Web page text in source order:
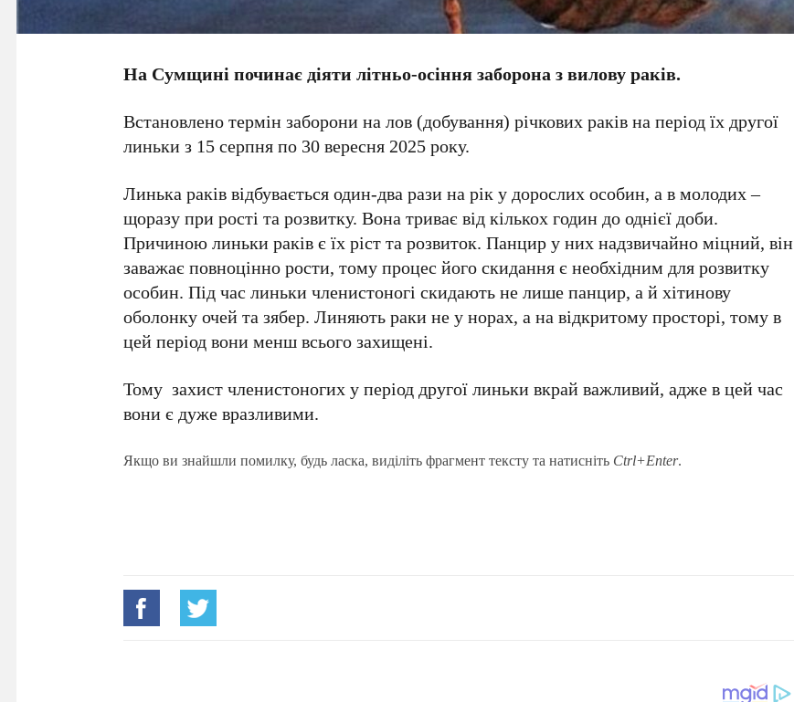
На Сумщині починає діяти літньо-осіння заборона з вилову раків.
Встановлено термін заборони на лов (добування) річкових раків на період їх другої
линьки з 15 серпня по 30 вересня 2025 року.
Линька раків відбувається один-два рази на рік у дорослих особин, а в молодих –
щоразу при рості та розвитку. Вона триває від кількох годин до однієї доби.
Причиною линьки раків є їх ріст та розвиток. Панцир у них надзвичайно міцний, він
заважає повноцінно рости, тому процес його скидання є необхідним для розвитку
особин. Під час линьки членистоногі скидають не лише панцир, а й хітинову
оболонку очей та зябер. Линяють раки не у норах, а на відкритому просторі, тому в
цей період вони менш всього захищені.
Тому захист членистоногих у період другої линьки вкрай важливий, адже в цей час
вони є дуже вразливими.
Якщо ви знайшли помилку, будь ласка, виділіть фрагмент тексту та натисніть Ctrl+Enter.